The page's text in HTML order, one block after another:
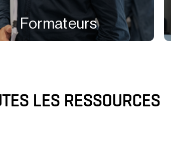
Formateurs
LES RESSOURCES